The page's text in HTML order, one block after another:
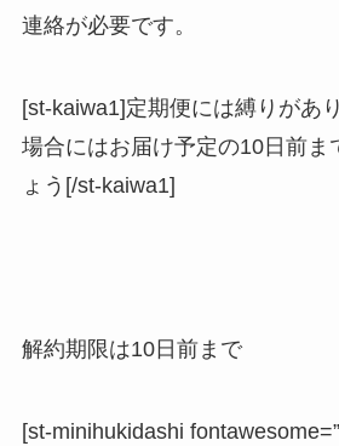
連絡が必要です。
[st-kaiwa1]定期便には縛りがあ
場合にはお届け予定の10日前ま
ょう[/st-kaiwa1]
解約期限は10日前まで
[st-minihukidashi